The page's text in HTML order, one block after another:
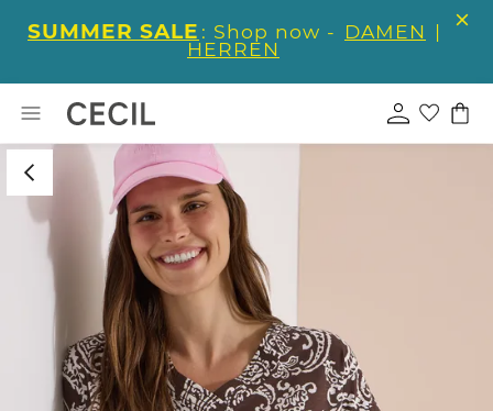
SUMMER SALE : Shop now - DAMEN |
HERREN